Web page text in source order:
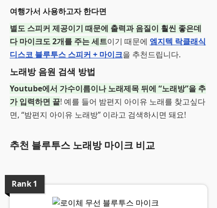
여행가서 사용하고자 한다면
별도 스피커 제공이기 때문에 출력과 음질이 훨씬 좋은데
다 마이크도 2개를 주는 세트이기 때문에 엠지텍 락클래식
디스코 블루투스 스피커 + 마이크을 추천드립니다.
노래방 음원 검색 방법
Youtube에서 가수이름이나 노래제목 뒤에 “노래방”을 추
가 입력하면 끝! 예를 들어 밤편지 아이유 노래를 찾고싶다
면, “밤편지 아이유 노래방” 이라고 검색하시면 돼요!
추천 블루투스 노래방 마이크 비교
Rank1